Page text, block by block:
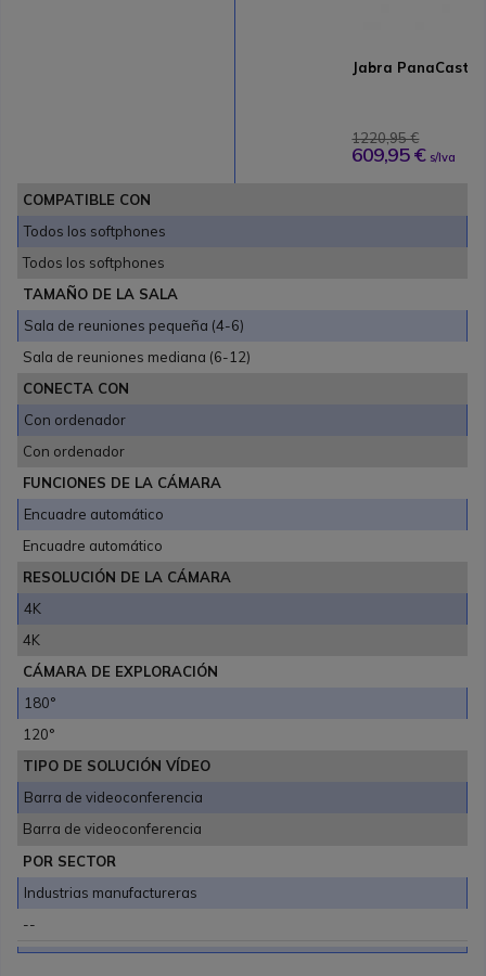
Jabra PanaCast
1220,95 €
609,95 € s/Iva
COMPATIBLE CON
Todos los softphones
Todos los softphones
TAMAÑO DE LA SALA
Sala de reuniones pequeña (4-6)
Sala de reuniones mediana (6-12)
CONECTA CON
Con ordenador
Con ordenador
FUNCIONES DE LA CÁMARA
Encuadre automático
Encuadre automático
RESOLUCIÓN DE LA CÁMARA
4K
4K
CÁMARA DE EXPLORACIÓN
180°
120°
TIPO DE SOLUCIÓN VÍDEO
Barra de videoconferencia
Barra de videoconferencia
POR SECTOR
Industrias manufactureras
--